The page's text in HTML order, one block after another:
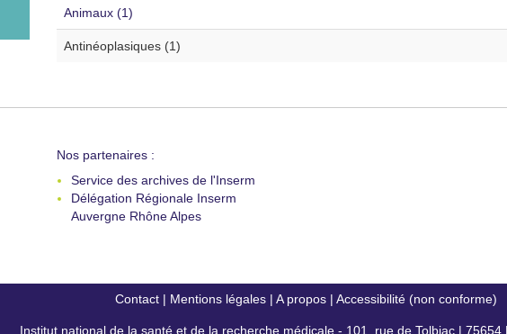
Animaux (1)
Antinéoplasiques (1)
Nos partenaires :
Service des archives de l'Inserm
Délégation Régionale Inserm
Auvergne Rhône Alpes
Contact| Mentions légales| A propos| Accessibilité (non conforme)
Institut national de la santé et de la recherche médicale - 101, rue de Tolbiac | 75654